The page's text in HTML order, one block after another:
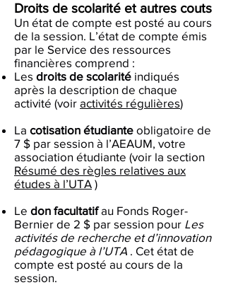
Droits de scolarité et autres couts
Un état de compte est posté au cours
de la session. L’état de compte émis
par le Service des ressources
financières comprend :
Les droits de scolarité indiqués
après la description de chaque
activité (voir activités régulières)
La cotisation étudiante obligatoire de
7 $ par session à l’AEAUM, votre
association étudiante (voir la section
Résumé des règles relatives aux
études à l’UTA )
Le don facultatifau Fonds Roger-
Bernier de 2 $ par session pour Les
activités de recherche et d’innovation
pédagogique à l’UTA . Cet état de
compte est posté au cours de la
session.